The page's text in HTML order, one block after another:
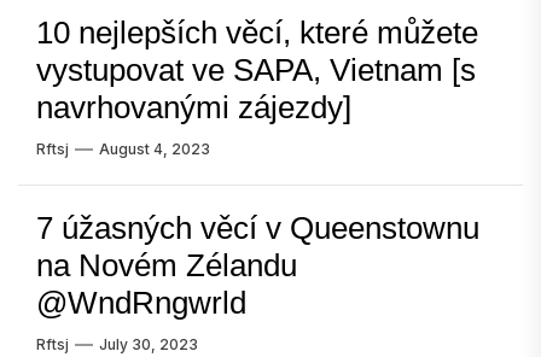
10 nejlepších věcí, které můžete
vystupovat ve SAPA, Vietnam [s
navrhovanými zájezdy]
Rftsj August 4, 2023
7 úžasných věcí v Queenstownu
na Novém Zélandu
@WndRngwrld
Rftsj July 30, 2023